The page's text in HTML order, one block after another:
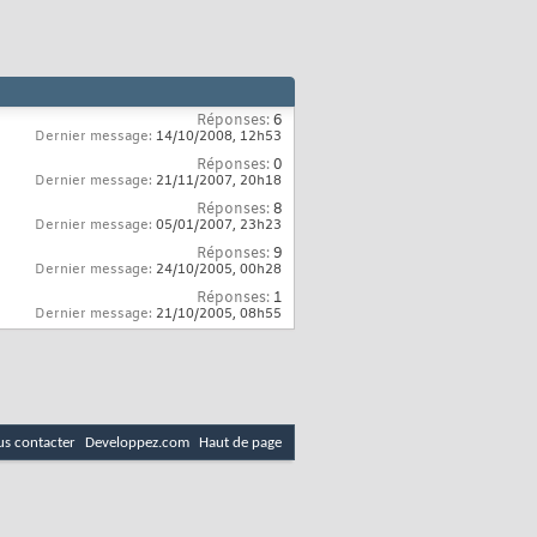
Réponses:6
Dernier message: 14/10/2008, 12h53
Réponses:0
Dernier message: 21/11/2007, 20h18
Réponses:8
Dernier message: 05/01/2007, 23h23
Réponses:9
Dernier message: 24/10/2005, 00h28
Réponses: 1
Dernier message: 21/10/2005, 08h55
contacter Developpez.com Haut de page